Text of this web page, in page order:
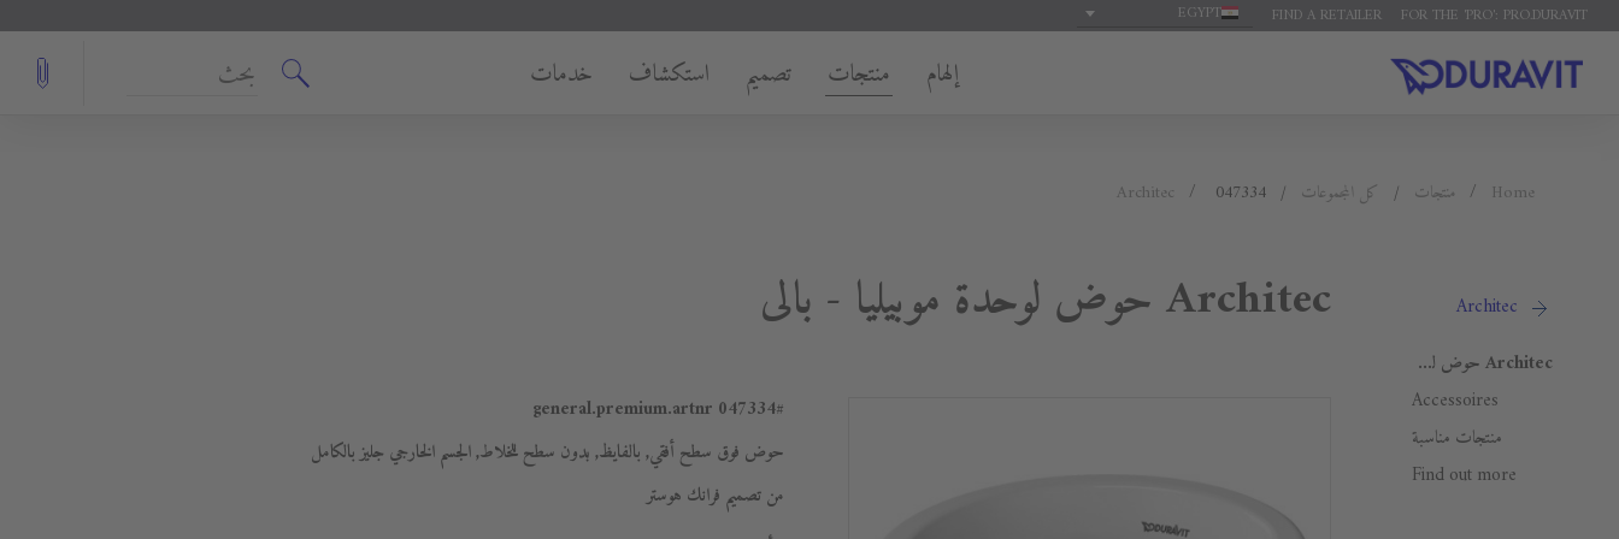
FOR THE 'PRO': PRO.DURAVIT
FIND A RETAILER
EGYPT
إلهام منتجات تصميم استكشاف خدمات
Home منتجات كل المجموعات Architec 047334
Architec
Architec حوض لوحدة موبيليا - بالى
Accessoires
منتجات مناسبة
Find out more
Architec حوض لوحدة موبيليا - بالى
#general.premium.artnr
047334
حوض فوق سطح أفقي, بالفايظ, بدون سطح للخلاط, الجسم الخارجي جليز بالكامل
من تصميم فرانك هوستر